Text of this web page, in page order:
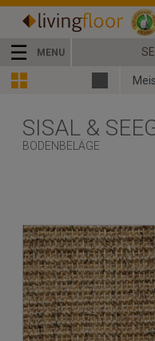
☰ MENU
SISAL &
BODENBELÄGE